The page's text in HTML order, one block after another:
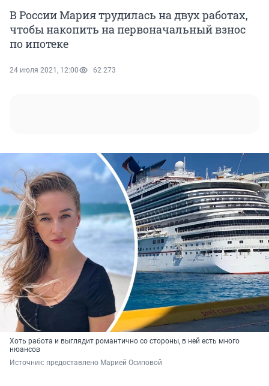
В России Мария трудилась на двух работах,
чтобы накопить на первоначальный взнос
по ипотеке
24 июля 2021, 12:00 62 273
Хоть работа и выглядит романтично со стороны, в ней есть много
нюансов
Источник: предоставлено Марией Осиповой